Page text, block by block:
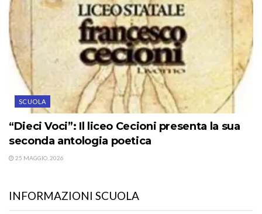
SCUOLA
“Dieci Voci”: Il liceo Cecioni presenta la sua
seconda antologia poetica
25 MAGGIO, 2026
INFORMAZIONI SCUOLA